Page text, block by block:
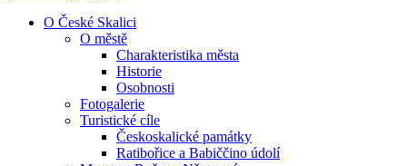
O České Skalici
O městě
Charakteristika města
Historie
Osobnosti
Fotogalerie
Turistické cíle
Českoskalické památky
Ratibořice a Babiččino údolí